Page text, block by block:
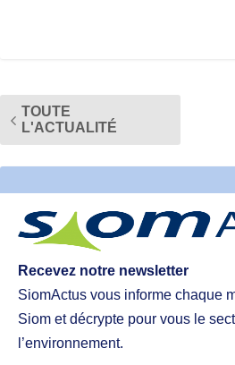
TOUTE
L'ACTUALITÉ
Recevez notre newsletter
SiomActus vous informe chaque
Siom et décrypte pour vous le
l’environnement.